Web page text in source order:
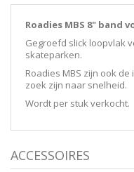
Roadies MBS 8" band
Gegroefd slick loopvlak
skateparken.
Roadies MBS zijn ook
zoek zijn naar snelheid.
Wordt per stuk verkocht.
ACCESSOIRES